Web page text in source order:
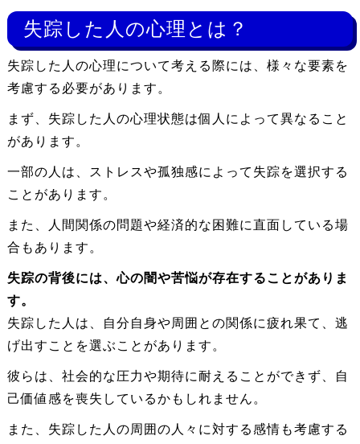
失踪した人の心理とは？
失踪した人の心理について考える際には、様々な要素を
考慮する必要があります。
まず、失踪した人の心理状態は個人によって異なること
があります。
一部の人は、ストレスや孤独感によって失踪を選択する
ことがあります。
また、人間関係の問題や経済的な困難に直面している場
合もあります。
失踪の背後には、心の闇や苦悩が存在することがありま
す。
失踪した人は、自分自身や周囲との関係に疲れ果て、逃
げ出すことを選ぶことがあります。
彼らは、社会的な圧力や期待に耐えることができず、自
己価値感を喪失しているかもしれません。
また、失踪した人の周囲の人々に対する感情も考慮する